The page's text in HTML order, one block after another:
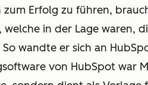
zum Erfolg zu führen,
welche in der Lage waren,
wandte er sich an
von HubSpot war